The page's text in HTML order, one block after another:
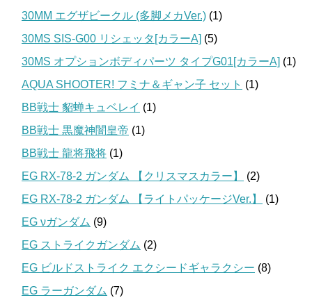
30MM エグザビークル (多脚メカVer.) (1)
30MS SIS-G00 リシェッタ[カラーA] (5)
30MS オプションボディパーツ タイプG01[カラーA] (1)
AQUA SHOOTER! フミナ＆ギャン子 セット (1)
BB戦士 貂蝉キュベレイ (1)
BB戦士 黒魔神闇皇帝 (1)
BB戦士 龍将飛将 (1)
EG RX-78-2 ガンダム 【クリスマスカラー】
(2)
EG RX-78-2 ガンダム 【ライトパッケージVer.】
(1)
EG νガンダム (9)
EG ストライクガンダム (2)
EG ビルドストライク エクシードギャラクシー (8)
EG ラーガンダム (7)